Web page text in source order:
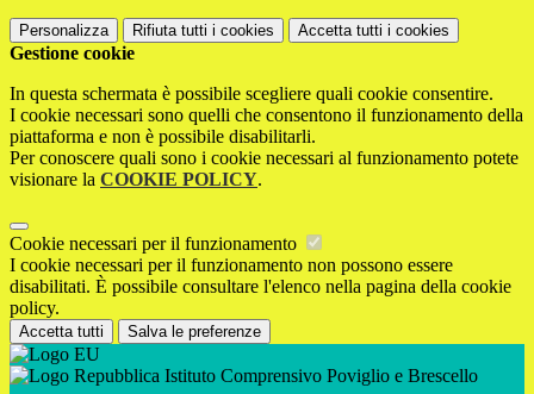
Personalizza Rifiuta tutti i cookies Accetta tutti i cookies
Gestione cookie
In questa schermata è possibile scegliere quali cookie consentire.
I cookie necessari sono quelli che consentono il funzionamento della
piattaforma e non è possibile disabilitarli.
Per conoscere quali sono i cookie necessari al funzionamento potete
visionare la COOKIE POLICY.
Cookie necessari per il funzionamento
I cookie necessari per il funzionamento non possono essere
disabilitati. È possibile consultare l'elenco nella pagina della cookie
policy.
Accetta tutti Salva le preferenze
Istituto Comprensivo Poviglio e Brescello